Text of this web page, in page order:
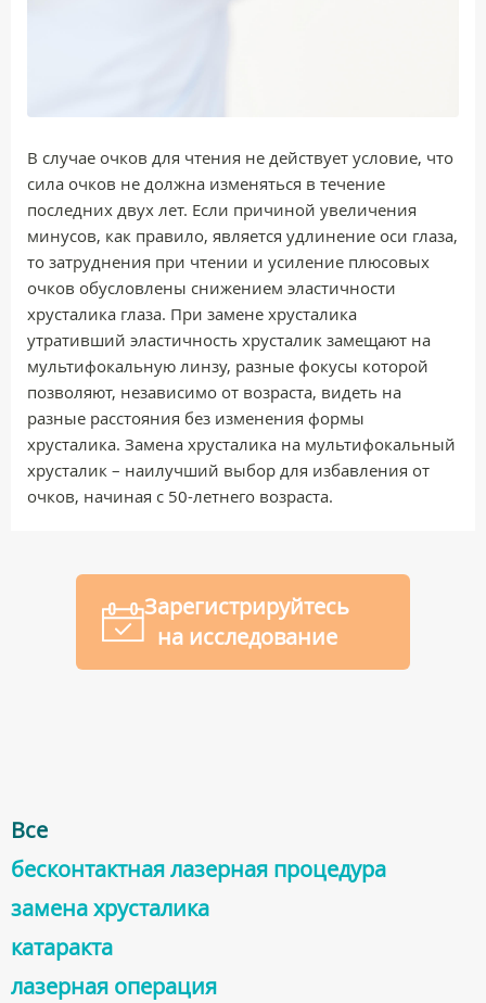
В случае очков для чтения не действует условие, что
сила очков не должна изменяться в течение
последних двух лет. Если причиной увеличения
минусов, как правило, является удлинение оси глаза,
то затруднения при чтении и усиление плюсовых
очков обусловлены снижением эластичности
хрусталика глаза. При замене хрусталика
утративший эластичность хрусталик замещают на
мультифокальную линзу, разные фокусы которой
позволяют, независимо от возраста, видеть на
разные расстояния без изменения формы
хрусталика. Замена хрусталика на мультифокальный
хрусталик – наилучший выбор для избавления от
очков, начиная с 50-летнего возраста.
Зарегистрируйтесь
на исследование
Все
бесконтактная лазерная процедура
заменa хрусталика
катарактa
лазерная операция